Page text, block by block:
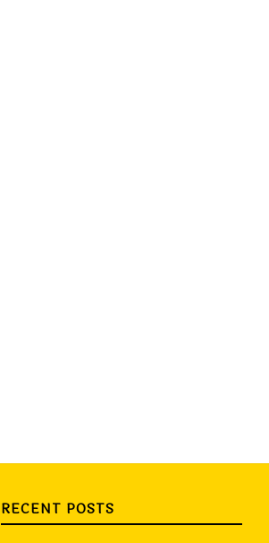
RECENT POSTS